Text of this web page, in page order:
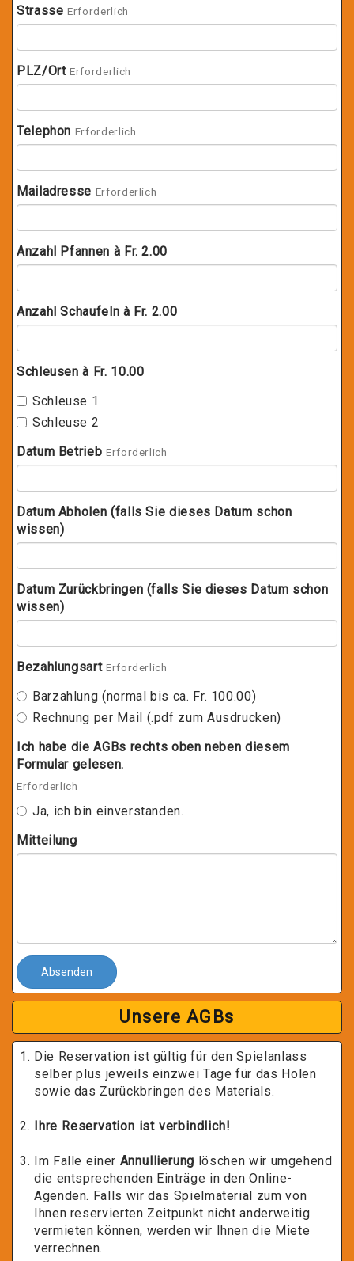
Strasse Erforderlich
PLZ/Ort Erforderlich
Telephon Erforderlich
Mailadresse Erforderlich
Anzahl Pfannen à Fr. 2.00
Anzahl Schaufeln à Fr. 2.00
Schleusen à Fr. 10.00
Schleuse 1
Schleuse 2
Datum Betrieb Erforderlich
Datum Abholen (falls Sie dieses Datum schon
wissen)
Datum Zurückbringen (falls Sie dieses Datum schon
wissen)
Bezahlungsart Erforderlich
Barzahlung (normal bis ca. Fr. 100.00)
Rechnung per Mail (.pdf zum Ausdrucken)
Ich habe die AGBs rechts oben neben diesem
Formular gelesen.
Erforderlich
Ja, ich bin einverstanden.
Mitteilung
Absenden
Unsere AGBs
Die Reservation ist gültig für den Spielanlass
selber plus jeweils einzwei Tage für das Holen
sowie das Zurückbringen des Materials.
Ihre Reservation ist verbindlich!
Im Falle einer Annullierung löschen wir umgehend
die entsprechenden Einträge in den Online-
Agenden. Falls wir das Spielmaterial zum von
Ihnen reservierten Zeitpunkt nicht anderweitig
vermieten können, werden wir Ihnen die Miete
verrechnen.